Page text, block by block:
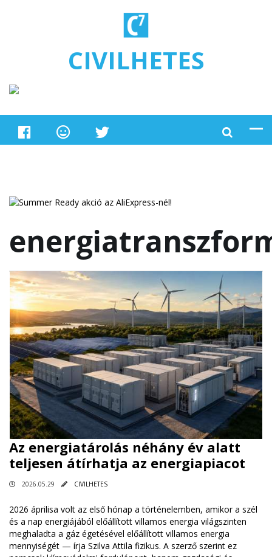
CIVILHETES
Az energiatárolás néhány év alatt
teljesen átírhatja az energiapiacot
2026.05.29 CIVILHETES
2026 áprilisa volt az első hónap a történelemben, amikor a szél
és a nap energiájából előállított villamos energia világszinten
meghaladta a gáz égetésével előállított villamos energia
mennyiségét — írja Szilva Attila fizikus. A szerző szerint ez